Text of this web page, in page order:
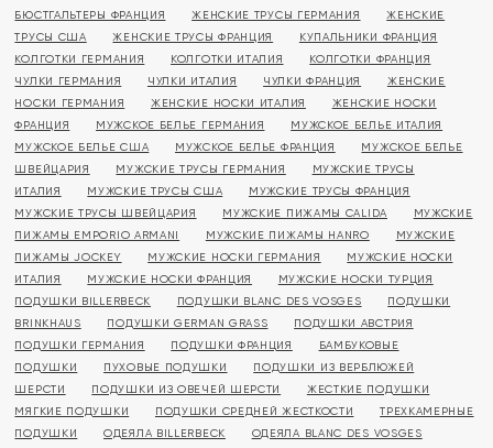
БЮСТГАЛЬТЕРЫ ФРАНЦИЯ
ЖЕНСКИЕ ТРУСЫ ГЕРМАНИЯ
ЖЕНСКИЕ
ТРУСЫ США
ЖЕНСКИЕ ТРУСЫ ФРАНЦИЯ
КУПАЛЬНИКИ ФРАНЦИЯ
КОЛГОТКИ ГЕРМАНИЯ
КОЛГОТКИ ИТАЛИЯ
КОЛГОТКИ ФРАНЦИЯ
ЧУЛКИ ГЕРМАНИЯ
ЧУЛКИ ИТАЛИЯ ЧУЛКИ ФРАНЦИЯ
ЖЕНСКИЕ
НОСКИ ГЕРМАНИЯ
ЖЕНСКИЕ НОСКИ ИТАЛИЯ
ЖЕНСКИЕ НОСКИ
ФРАНЦИЯ
МУЖСКОЕ БЕЛЬЕ ГЕРМАНИЯ
МУЖСКОЕ БЕЛЬЕ ИТАЛИЯ
МУЖСКОЕ БЕЛЬЕ США
МУЖСКОЕ БЕЛЬЕ ФРАНЦИЯ
МУЖСКОЕ БЕЛЬЕ
ШВЕЙЦАРИЯ
МУЖСКИЕ ТРУСЫ ГЕРМАНИЯ
МУЖСКИЕ ТРУСЫ
ИТАЛИЯ
МУЖСКИЕ ТРУСЫ США
МУЖСКИЕ ТРУСЫ ФРАНЦИЯ
МУЖСКИЕ ТРУСЫ ШВЕЙЦАРИЯ
МУЖСКИЕ ПИЖАМЫ CALIDA
МУЖСКИЕ
ПИЖАМЫ EMPORIO ARMANI
МУЖСКИЕ ПИЖАМЫ HANRO
МУЖСКИЕ
ПИЖАМЫ JOCKEY
МУЖСКИЕ НОСКИ ГЕРМАНИЯ
МУЖСКИЕ НОСКИ
ИТАЛИЯ
МУЖСКИЕ НОСКИ ФРАНЦИЯ
МУЖСКИЕ НОСКИ ТУРЦИЯ
ПОДУШКИ BILLERBECK
ПОДУШКИ BLANC DES VOSGES
ПОДУШКИ
BRINKHAUS
ПОДУШКИ GERMAN GRASS
ПОДУШКИ АВСТРИЯ
ПОДУШКИ ГЕРМАНИЯ
ПОДУШКИ ФРАНЦИЯ
БАМБУКОВЫЕ
ПОДУШКИ
ПУХОВЫЕ ПОДУШКИ
ПОДУШКИ ИЗ ВЕРБЛЮЖЕЙ
ШЕРСТИ
ПОДУШКИ ИЗ ОВЕЧЕЙ ШЕРСТИ
ЖЕСТКИЕ ПОДУШКИ
МЯГКИЕ ПОДУШКИ
ПОДУШКИ СРЕДНЕЙ ЖЕСТКОСТИ
ТРЕХКАМЕРНЫЕ
ПОДУШКИ
ОДЕЯЛА BILLERBECK
ОДЕЯЛА BLANC DES VOSGES